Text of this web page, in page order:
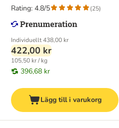
Individuellt438,00 kr
422,00 kr
105,50 kr / kg
396,68 kr
Rating: 4.8/5 (25)
Lägg till i varukorg